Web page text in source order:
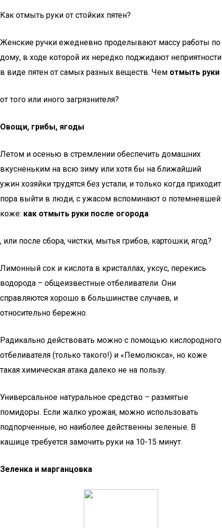
Как отмыть руки от стойких пятен?
Женские ручки ежедневно проделывают массу работы по
дому, в ходе которой их нередко поджидают неприятности
в виде пятен от самых разных веществ. Чем отмыть руки
от того или иного загрязнителя?
Овощи, грибы, ягоды
Летом и осенью в стремлении обеспечить домашних
вкусненьким на всю зиму или хотя бы на ближайший
ужин хозяйки трудятся без устали, и только когда приходит
пора выйти в люди, с ужасом вспоминают о потемневшей
коже: как отмыть руки после огорода
, или после сбора, чистки, мытья грибов, картошки, ягод?
Лимонный сок и кислота в кристаллах, уксус, перекись
водорода – общеизвестные отбеливатели. Они
справляются хорошо в большинстве случаев, и
относительно бережно.
Радикально действовать можно с помощью кислородного
отбеливателя (только такого!) и «Пемолюкса», но коже
такая химическая атака далеко не на пользу.
Универсальное натуральное средство – размятые
помидоры. Если жалко урожая, можно использовать
подпорченные, но наиболее действенны зеленые. В
кашице требуется замочить руки на 10-15 минут.
Зеленка и марганцовка